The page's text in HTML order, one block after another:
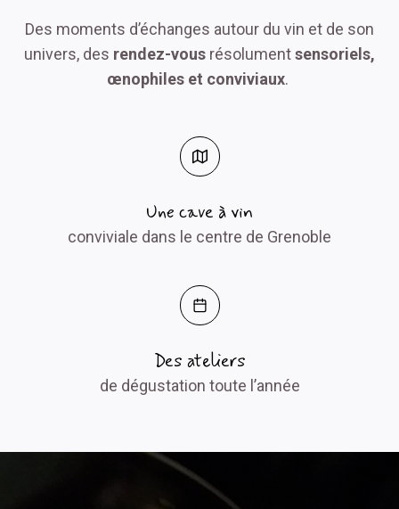
Des moments d’échanges autour du vin et de son
univers, des rendez-vous résolumentsensoriels,
œnophiles et conviviaux.
Une cave à vin
conviviale dans le centre de Grenoble
Des ateliers
de dégustation toute l’année​